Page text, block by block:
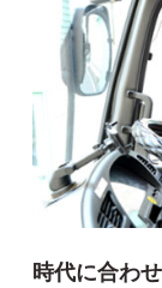
時代に合わ